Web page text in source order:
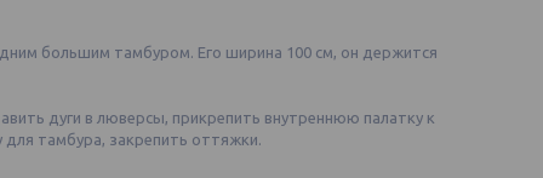
большим тамбуром. Его ширина 100 см, он держится
дуги в люверсы, прикрепить внутреннюю палатку к
тамбура, закрепить оттяжки.